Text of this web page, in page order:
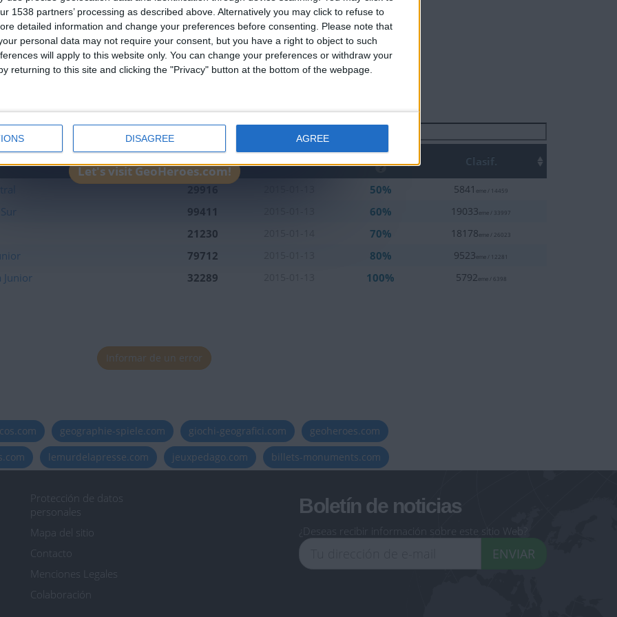
1538 partners’ processing as described above. Alternatively you may click to refuse to
detailed information and change your preferences before consenting.
Please note that
personal data may not require your consent, but you have a right to object to such
will apply to this website only. You can change your preferences or withdraw your
returning to this site and clicking the "Privacy" button at the bottom of the webpage.
DISAGREE AGREE
Nombre
Mejor
resultados
Fecha Top Clasif.
50% 5841 eme / 14459
99411 60% 19033eme / 33997
21230 70% 18178eme / 26023
79712 80% 9523eme / 12281
Junior 32289 100% 5792eme / 6398
Informar de un error
geographie-spiele.com giochi-geografici.com
geoheroes.com
lemurdelapresse.com jeuxpedago.com billets-monuments.com
Protección de datos
personales
Mapa del sitio
Contacto
Menciones Legales
Colaboración
Boletín de noticias
¿Deseas recibir información sobre este sitio Web?
ENVIAR
leaderboards!
Let's visit GeoHeroes.com!